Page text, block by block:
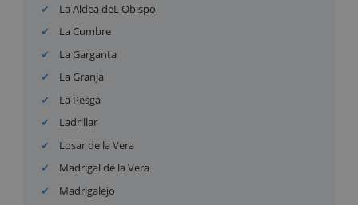
La Aldea deL Obispo
La Cumbre
La Garganta
La Granja
La Pesga
Ladrillar
Losar de la Vera
Madrigal de la Vera
Madrigalejo